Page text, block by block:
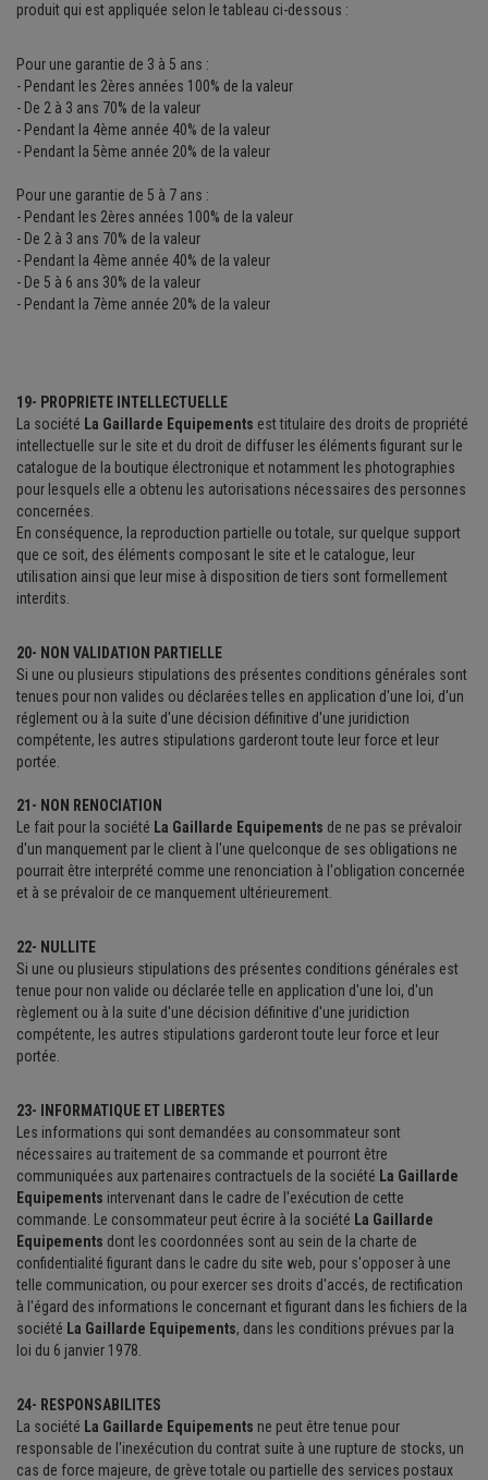
produit qui est appliquée selon le tableau ci-dessous :
Pour une garantie de 3 à 5 ans :
- Pendant les 2ères années 100% de la valeur
- De 2 à 3 ans 70% de la valeur
- Pendant la 4ème année 40% de la valeur
- Pendant la 5ème année 20% de la valeur
Pour une garantie de 5 à 7 ans :
- Pendant les 2ères années 100% de la valeur
- De 2 à 3 ans 70% de la valeur
- Pendant la 4ème année 40% de la valeur
- De 5 à 6 ans 30% de la valeur
- Pendant la 7ème année 20% de la valeur
19- PROPRIETE INTELLECTUELLE
La société La Gaillarde Equipements est titulaire des droits de propriété
intellectuelle sur le site et du droit de diffuser les éléments figurant sur le
catalogue de la boutique électronique et notamment les photographies
pour lesquels elle a obtenu les autorisations nécessaires des personnes
concernées.
En conséquence, la reproduction partielle ou totale, sur quelque support
que ce soit, des éléments composant le site et le catalogue, leur
utilisation ainsi que leur mise à disposition de tiers sont formellement
interdits.
20- NON VALIDATION PARTIELLE
Si une ou plusieurs stipulations des présentes conditions générales sont
tenues pour non valides ou déclarées telles en application d'une loi, d'un
réglement ou à la suite d'une décision définitive d'une juridiction
compétente, les autres stipulations garderont toute leur force et leur
portée.
21- NON RENOCIATION
Le fait pour la société La Gaillarde Equipements de ne pas se prévaloir
d'un manquement par le client à l'une quelconque de ses obligations ne
pourrait être interprété comme une renonciation à l'obligation concernée
et à se prévaloir de ce manquement ultérieurement.
22- NULLITE
Si une ou plusieurs stipulations des présentes conditions générales est
tenue pour non valide ou déclarée telle en application d'une loi, d'un
règlement ou à la suite d'une décision définitive d'une juridiction
compétente, les autres stipulations garderont toute leur force et leur
portée.
23- INFORMATIQUE ET LIBERTES
Les informations qui sont demandées au consommateur sont
nécessaires au traitement de sa commande et pourront être
communiquées aux partenaires contractuels de la société La Gaillarde
Equipements intervenant dans le cadre de l'exécution de cette
commande. Le consommateur peut écrire à la société La Gaillarde
Equipements dont les coordonnées sont au sein de la charte de
confidentialité figurant dans le cadre du site web, pour s'opposer à une
telle communication, ou pour exercer ses droits d'accés, de rectification
à l'égard des informations le concernant et figurant dans les fichiers de la
société La Gaillarde Equipements, dans les conditions prévues par la
loi du 6 janvier 1978.
24- RESPONSABILITES
La société La Gaillarde Equipements ne peut être tenue pour
responsable de l'inexécution du contrat suite à une rupture de stocks, un
cas de force majeure, de grève totale ou partielle des services postaux